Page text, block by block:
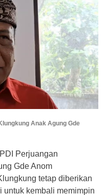
Anak Agung Gde
Perjuangan
Gde Anom
tetap diberikan
untuk kembali memimpin